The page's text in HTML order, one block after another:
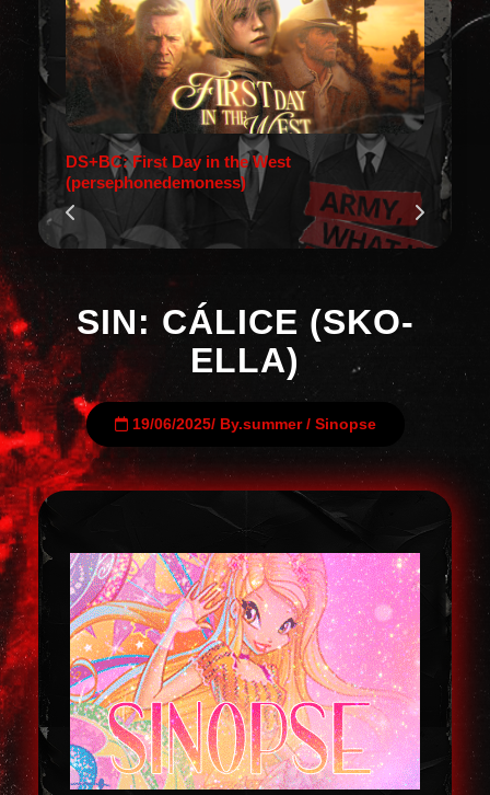
DS+BC: First Day in the West
(persephonedemoness)
SIN: CÁLICE (SKO-
ELLA)
19/06/2025/ By.summer/ Sinopse